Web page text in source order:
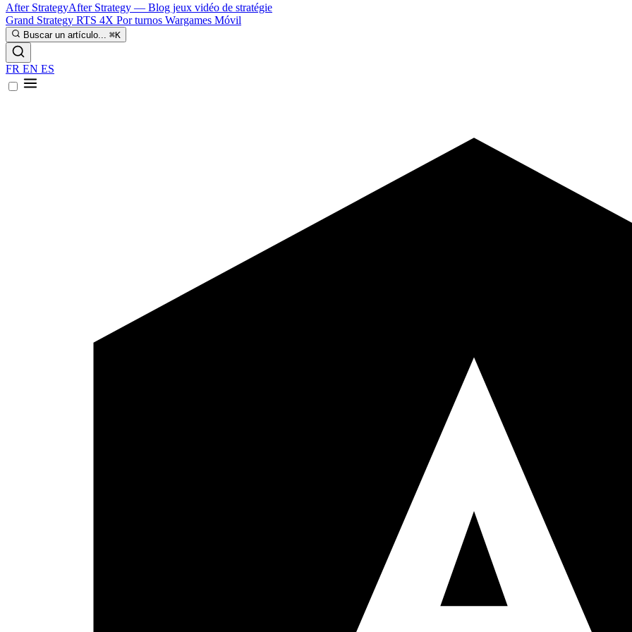
After StrategyAfter Strategy — Blog jeux vidéo de stratégie
Grand Strategy RTS 4X Por turnos Wargames Móvil
Buscar un artículo... ⌘K
FR EN ES